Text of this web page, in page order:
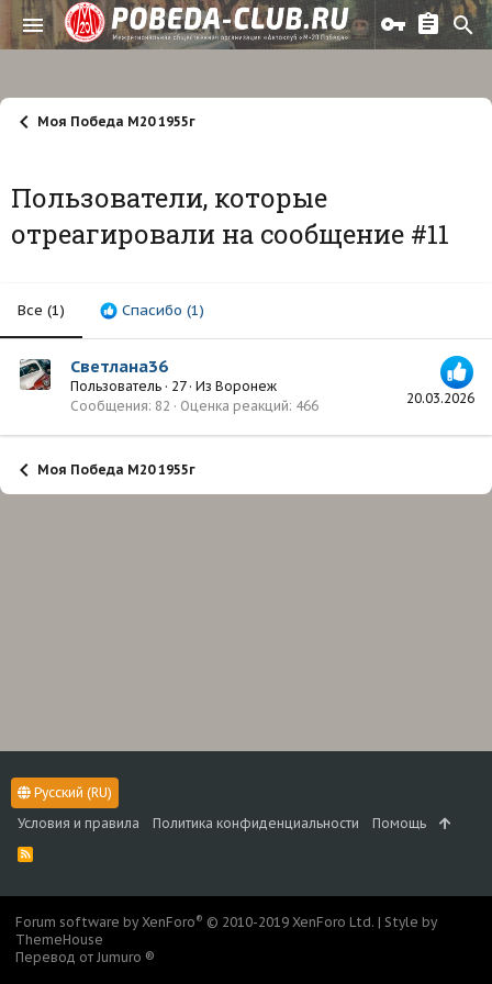
Моя Победа М20 1955г
Пользователи, которые
отреагировали на сообщение #11
Все (1) Спасибо (1)
20.03.2026
Светлана36
Пользователь · 27 · Из Воронеж
Сообщения 82 Оценка реакций 466
Моя Победа М20 1955г
Русский (RU)
Условия и правила
Политика конфиденциальности Помощь
R
S
Forum software by XenForo® © 2010-2019 XenForo Ltd. | Style by
ThemeHouse
Перевод от Jumuro ®